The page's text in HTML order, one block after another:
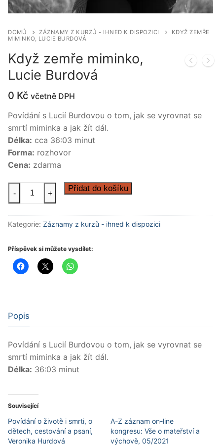
DOMŮ ZÁZNAMY Z KURZŮ - IHNED K DISPOZICI
KDYŽ ZEMŘE
MIMINKO, LUCIE BURDOVÁ
Když zemře miminko,
Lucie Burdová
0 Kč včetně DPH
Povídání s Lucií Burdovou o tom, jak se vyrovnat se
smrtí miminka a jak žít dál.
Délka: cca 36:03 minut
Forma: rozhovor
Cena: zdarma
zemře
Lucie
množství
- + Přidat do košíku
Kategorie: Záznamy z kurzů - ihned k dispozici
Příspěvek si můžete vysdílet:
Popis
Povídání s Lucií Burdovou o tom, jak se vyrovnat se
smrtí miminka a jak žít dál.
Délka: 36:03 minut
Související
Povídání o životě i smrti, o
dětech, cestování a psaní,
Veronika Hurdová
A-Z záznam on-line
kongresu: Vše o mateřství a
výchově, 05/2021